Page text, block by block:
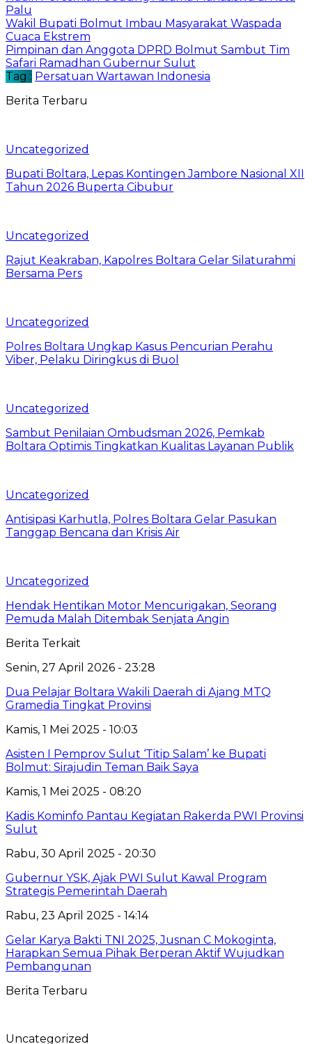
Palu
Wakil Bupati Bolmut Imbau Masyarakat Waspada
Cuaca Ekstrem
Pimpinan dan Anggota DPRD Bolmut Sambut Tim
Safari Ramadhan Gubernur Sulut
Tag : Persatuan Wartawan Indonesia
Berita Terbaru
Uncategorized
Bupati Boltara, Lepas Kontingen Jambore Nasional XII
Tahun 2026 Buperta Cibubur
Uncategorized
Rajut Keakraban, Kapolres Boltara Gelar Silaturahmi
Bersama Pers
Uncategorized
Polres Boltara Ungkap Kasus Pencurian Perahu
Viber, Pelaku Diringkus di Buol
Uncategorized
Sambut Penilaian Ombudsman 2026, Pemkab
Boltara Optimis Tingkatkan Kualitas Layanan Publik
Uncategorized
Antisipasi Karhutla, Polres Boltara Gelar Pasukan
Tanggap Bencana dan Krisis Air
Uncategorized
Hendak Hentikan Motor Mencurigakan, Seorang
Pemuda Malah Ditembak Senjata Angin
Berita Terkait
Senin, 27 April 2026 - 23:28
Dua Pelajar Boltara Wakili Daerah di Ajang MTQ
Gramedia Tingkat Provinsi
Kamis, 1 Mei 2025 - 10:03
Asisten I Pemprov Sulut ‘Titip Salam’ ke Bupati
Bolmut: Sirajudin Teman Baik Saya
Kamis, 1 Mei 2025 - 08:20
Kadis Kominfo Pantau Kegiatan Rakerda PWI Provinsi
Sulut
Rabu, 30 April 2025 - 20:30
Gubernur YSK, Ajak PWI Sulut Kawal Program
Strategis Pemerintah Daerah
Rabu, 23 April 2025 - 14:14
Gelar Karya Bakti TNI 2025, Jusnan C Mokoginta,
Harapkan Semua Pihak Berperan Aktif Wujudkan
Pembangunan
Berita Terbaru
Uncategorized